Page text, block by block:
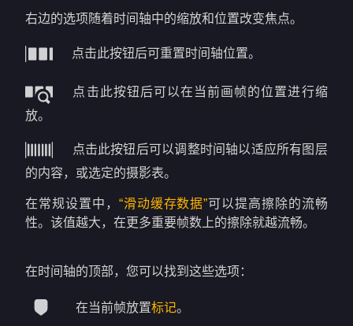
右边的选项随着时间轴中的缩放和位置改变焦点。
点击此按钮后可重置时间轴位置。
点击此按钮后可以在当前画帧的位置进行缩
放。
点击此按钮后可以调整时间轴以适应所有图层
的内容，或选定的摄影表。
在常规设置中， “滑动缓存数据”可以提高擦除的流畅
性。该值越大，在更多重要帧数上的擦除就越流畅。
在时间轴的顶部，您可以找到这些选项：
在当前帧放置标记。